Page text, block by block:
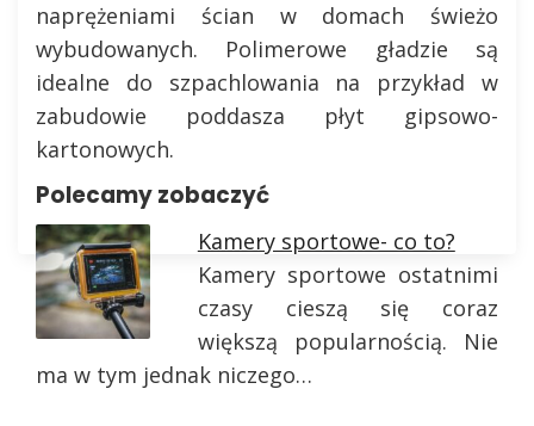
naprężeniami ścian w domach świeżo
wybudowanych. Polimerowe gładzie są
idealne do szpachlowania na przykład w
zabudowie poddasza płyt gipsowo-
kartonowych.
Polecamy zobaczyć
Kamery sportowe- co to?
Kamery sportowe ostatnimi
czasy cieszą się coraz
większą popularnością. Nie
ma w tym jednak niczego…